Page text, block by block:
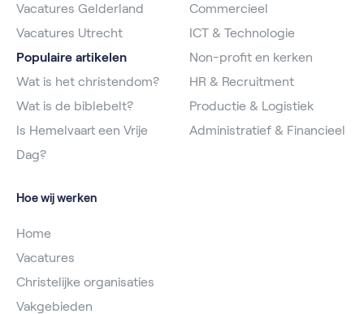
Vacatures Gelderland
Vacatures Utrecht
Populaire artikelen
Wat is het christendom?
Wat is de biblebelt?
Is Hemelvaart een Vrije
Dag?
Commercieel
ICT & Technologie
Non-profit en kerken
HR & Recruitment
Productie & Logistiek
Administratief & Financieel
Hoe wij werken
Home
Vacatures
Christelijke organisaties
Vakgebieden